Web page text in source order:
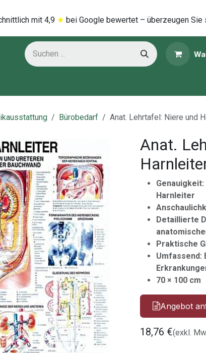
mi​t 4,9 ★ bei Google bewertet – überzeugen Sie
Bürobedarf Anat. Lehrtafel: Niere und
Anat.
Harnleiter
Detaillierte
Praktische
Umfassend:
70 × 100 cm
Angebot
18,76 €(exkl.